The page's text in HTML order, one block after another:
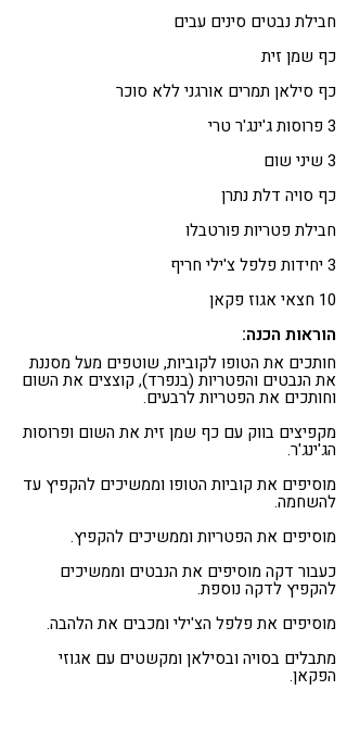
חבילת נבטים סינים עבים
כף שמן זית
כף סילאן תמרים אורגני ללא סוכר
3 פרוסות ג'ינג'ר טרי
3 שיני שום
כף סויה דלת נתרן
חבילת פטריות פורטבלו
3 יחידות פלפל צ'ילי חריף
10 חצאי אגוז פקאן
הוראות הכנה:
חותכים את הטופו לקוביות, שוטפים מעל מסננת
את הנבטים והפטריות (בנפרד), קוצצים את השום
וחותכים את הפטריות לרבעים.
מקפיצים בווק עם כף שמן זית את השום ופרוסות
הג'ינג'ר.
מוסיפים את קוביות הטופו וממשיכים להקפיץ עד
להשחמה.
מוסיפים את הפטריות וממשיכים להקפיץ.
כעבור דקה מוסיפים את הנבטים וממשיכים
להקפיץ לדקה נוספת.
מוסיפים את פלפל הצ'ילי ומכבים את הלהבה.
מתבלים בסויה ובסילאן ומקשטים עם אגוזי
הפקאן.